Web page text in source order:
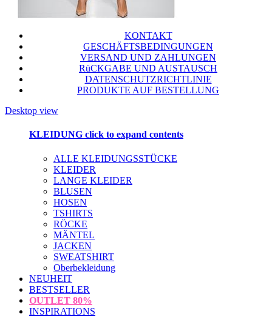
KONTAKT
GESCHÄFTSBEDINGUNGEN
VERSAND UND ZAHLUNGEN
RüCKGABE UND AUSTAUSCH
DATENSCHUTZRICHTLINIE
PRODUKTE AUF BESTELLUNG
Desktop view
KLEIDUNG click to expand contents
ALLE KLEIDUNGSSTÜCKE
KLEIDER
LANGE KLEIDER
BLUSEN
HOSEN
TSHIRTS
RÖCKE
MÄNTEL
JACKEN
SWEATSHIRT
Oberbekleidung
NEUHEIT
BESTSELLER
OUTLET 80%
INSPIRATIONS